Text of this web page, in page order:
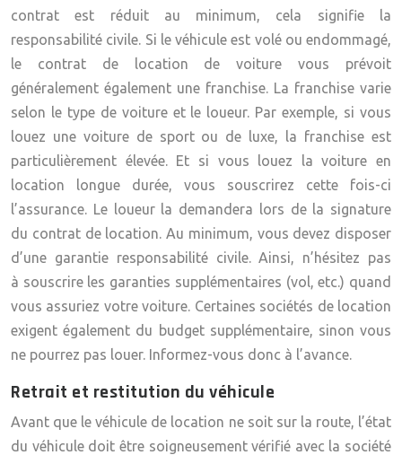
contrat est réduit au minimum, cela signifie la
responsabilité civile. Si le véhicule est volé ou endommagé,
le contrat de location de voiture vous prévoit
généralement également une franchise. La franchise varie
selon le type de voitureet le loueur. Par exemple, si vous
louez une voiture de sport ou de luxe, la franchise est
particulièrement élevée. Et si vous louez la voiture en
location longue durée, vous souscrirez cette fois-ci
l’assurance. Le loueur la demandera lors de la signature
du contrat de location. Au minimum, vous devez disposer
d’une garantie responsabilité civile. Ainsi, n’hésitez pas
à souscrire les garanties supplémentaires (vol, etc.) quand
vous assuriez votre voiture. Certaines sociétés de location
exigent également du budget supplémentaire, sinon vous
ne pourrez pas louer. Informez-vous donc à l’avance.
Retrait et restitution du véhicule
Avant que le véhicule de location ne soit sur la route, l’état
du véhicule doit être soigneusement vérifié avec la société